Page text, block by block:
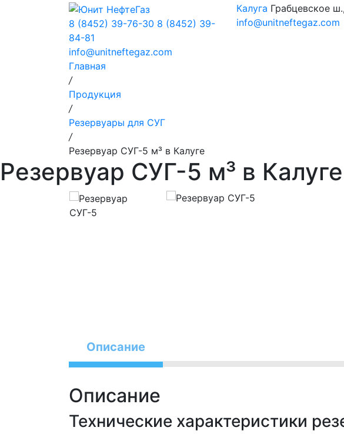
8 (8452) 39-76-30 8 (8452) 39-
84-81
info@unitneftegaz.com
Калуга Грабцевское
info@unitneftegaz.com
Главная
/
Продукция
/
Резервуары для СУГ
/
Резервуар СУГ-5 м³ в Калуге
Резервуар СУГ-5 м³ в Калуге
Описание
Описание
Технические характеристики